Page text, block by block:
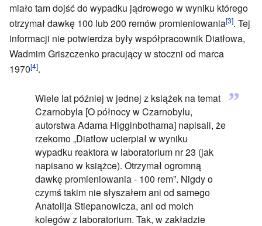
miało tam dojść do wypadku jądrowego w wyniku którego
otrzymał dawkę 100 lub 200 remów promieniowania[3]. Tej
informacji nie potwierdza były współpracownik Diatłowa,
Wadmim Griszczenko pracujący w stoczni od marca
1970[4].
Wiele lat później w jednej z książek na temat
Czarnobyla [O północy w Czarnobylu,
autorstwa Adama Higginbothama] napisali, że
rzekomo „Diatłow ucierpiał w wyniku
wypadku reaktora w laboratorium nr 23 (jak
napisano w książce). Otrzymał ogromną
dawkę promieniowania - 100 rem”. Nigdy o
czymś takim nie słyszałem ani od samego
Anatolija Stiepanowicza, ani od moich
kolegów z laboratorium. Tak, w zakładzie
”